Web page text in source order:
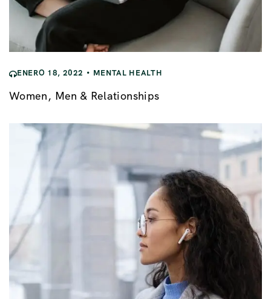
ENERO 18, 2022 MENTAL HEALTH
Women, Men & Relationships